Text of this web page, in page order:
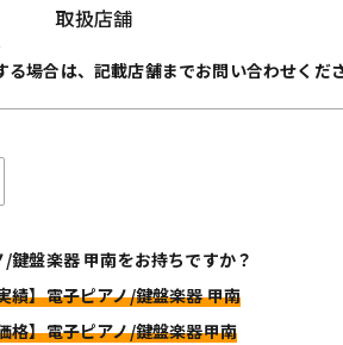
取扱店舗
場合は、記載店舗までお問い合わせくださ
/鍵盤楽器 甲南をお持ちですか？
績】電子ピアノ/鍵盤楽器 甲南
格】電子ピアノ/鍵盤楽器甲南